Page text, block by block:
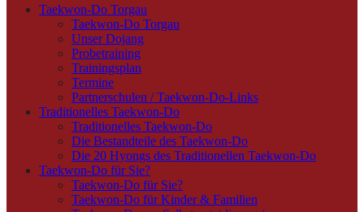
Taekwon-Do Torgau
Taekwon-Do Torgau
Unser Dojang
Probetraining
Trainingsplan
Termine
Partnerschulen / Taekwon-Do-Links
Traditionelles Taekwon-Do
Traditionelles Taekwon-Do
Die Bestandteile des Taekwon-Do
Die 20 Hyongs des Traditionellen Taekwon-Do
Taekwon-Do für Sie?
Taekwon-Do für Sie?
Taekwon-Do für Kinder & Familien